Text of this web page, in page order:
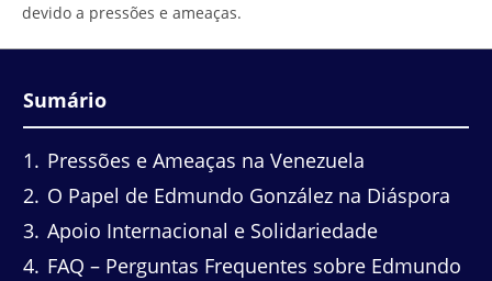
devido a pressões e ameaças.
Sumário
1
Pressões e Ameaças na Venezuela
2 O Papel de Edmundo González na Diáspora
3 Apoio Internacional e Solidariedade
4 FAQ – Perguntas Frequentes sobre Edmundo